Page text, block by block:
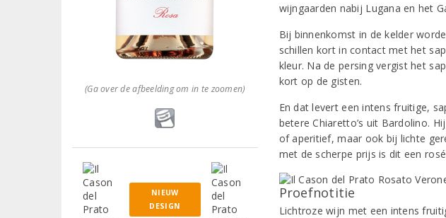
(Ga over de afbeelding om in te zoomen)
NIEUW
DESIGN
wijngaarden nabij Lugana en het
Bij binnenkomst in de kelder
schillen kort in contact met het
kleur. Na de persing vergist het
kort op de gisten.
En dat levert een intens fruitige,
betere Chiaretto’s uit Bardolino.
of aperitief, maar ook bij lichte
met de scherpe prijs is dit een
Proefnotitie
Lichtroze wijn met een intens